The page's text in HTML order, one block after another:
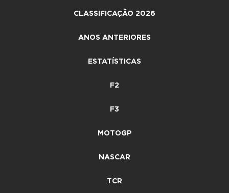
CLASSIFICAÇÃO 2026
ANOS ANTERIORES
ESTATÍSTICAS
F2
F3
MOTOGP
NASCAR
TCR